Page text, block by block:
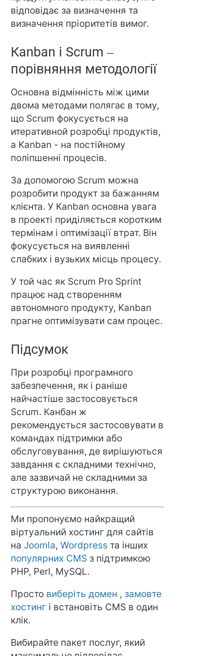
відповідає за визначення та
визначення пріоритетів вимог.
Кanban і Scrum –
порівняння методології
Основна відмінність між цими
двома методами полягає в тому,
що Scrum фокусується на
итеративной розробці продуктів,
а Kanban - на постійному
поліпшенні процесів.
За допомогою Scrum можна
розробити продукт за бажанням
клієнта. У Kanban основна увага
в проекті приділяється коротким
термінам і оптимізації втрат. Він
фокусується на виявленні
слабких і вузьких місць процесу.
У той час як Scrum Pro Sprint
працює над створенням
автономного продукту, Kanban
прагне оптимізувати сам процес.
Підсумок
При розробці програмного
забезпечення, як і раніше
найчастіше застосовується
Scrum. Канбан ж
рекомендується застосовувати в
командах підтримки або
обслуговування, де вирішуються
завдання є складними технічно,
але зазвичай не складними за
структурою виконання.
Ми пропонуємо найкращий
віртуальний хостинг для сайтів
на Joomla,Wordpressта інших
популярних CMS з підтримкою
PHP, Perl, MySQL.
Просто виберіть домен , замовте
хостинг і встановіть CMS в один
клік.
Вибирайте пакет послуг, який